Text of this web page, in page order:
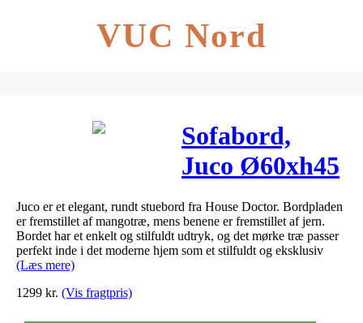
VUC Nord
Sofabord,
Juco Ø60xh45
cm
Juco er et elegant, rundt stuebord fra House Doctor. Bordpladen
er fremstillet af mangotræ, mens benene er fremstillet af jern.
Bordet har et enkelt og stilfuldt udtryk, og det mørke træ passer
perfekt inde i det moderne hjem som et stilfuldt og eksklusiv
(Læs mere)
1299 kr. (Vis fragtpris)